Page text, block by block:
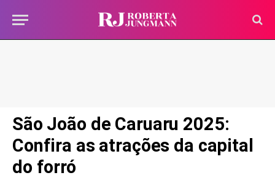
São João de Caruaru 2025:
Confira as atrações da capital
do forró